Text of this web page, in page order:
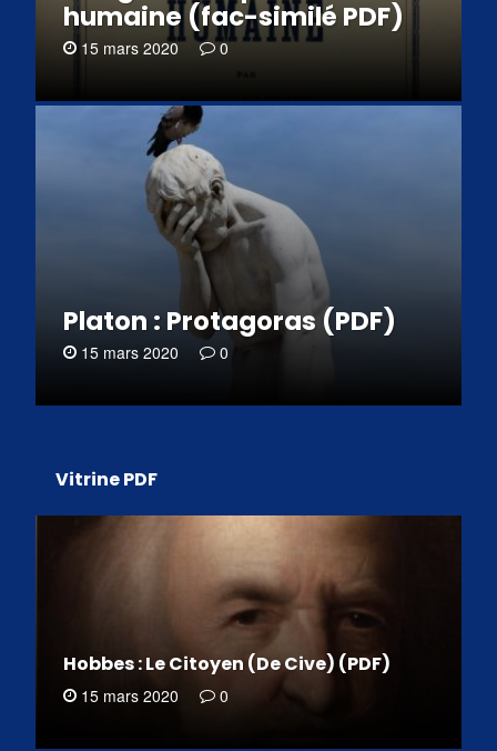
humaine (fac-similé PDF)
15 mars 2020 0
Platon : Protagoras (PDF)
15 mars 2020 0
Vitrine PDF
Hobbes : Le Citoyen (De Cive) (PDF)
15 mars 2020 0